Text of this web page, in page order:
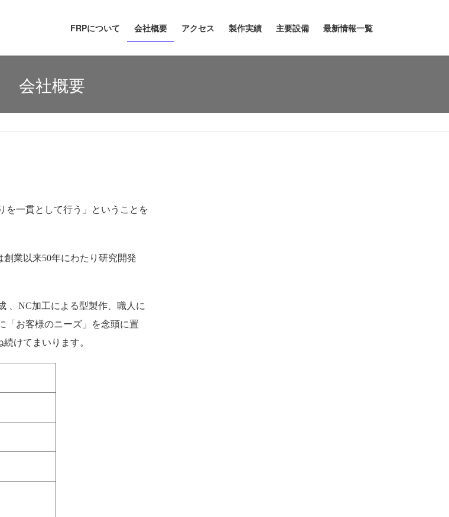
FRPについて 会社概要 アクセス 製作実績 主要設備 最新情報一覧
会社概要
を一貫として行う」ということを
業以来50年にわたり研究開発
、NC加工による型製作、職人に
「お客様のニーズ」を念頭に置
けてまいります。